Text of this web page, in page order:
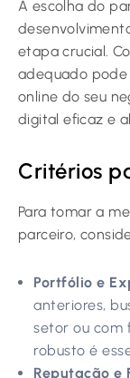
A escolha do
etapa crucial.
adequado pode
online do seu
digital eficaz e
Critérios
Para tomar a
parceiro,
Portfólio e
anteriores,
setor ou com
robusto é
Reputação e